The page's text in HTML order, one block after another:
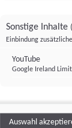
Sonstige Inhalte
Einbindung
YouTube
Google Ireland
Auswahl